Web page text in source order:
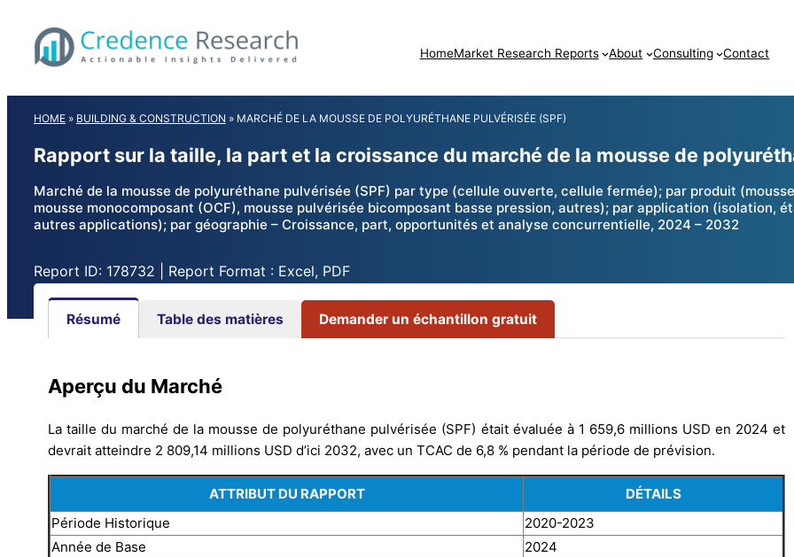
content
HomeMarket Research Reports About Consulting Contact
HOME » BUILDING & CONSTRUCTION » MARCHÉ DE LA MOUSSE DE POLYURÉTHANE PULVÉRISÉE (SPF)
Rapport sur la taille, la part et la croissance du marché de la mousse de
Marché de la mousse de polyuréthane pulvérisée (SPF) par type (cellule ouverte, cellule fermée); par produit
mousse monocomposant (OCF), mousse pulvérisée bicomposant basse pression, autres); par application (isolation,
autres applications); par géographie – Croissance, part, opportunités et analyse concurrentielle, 2024 – 2032
Report ID: 178732 | Report Format : Excel, PDF
Résumé Table des matières Demander un échantillon gratuit
Aperçu du Marché
La taille du marché de la mousse de polyuréthane pulvérisée (SPF) était évaluée à 1 659,6 millions USD en 2024 et
devrait atteindre 2 809,14 millions USD d’ici 2032, avec un TCAC de 6,8 % pendant la période de prévision.
ATTRIBUT DU RAPPORT
DÉTAILS
Période Historique
2020-2023
Année de Base
2024